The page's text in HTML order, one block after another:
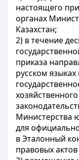
настоящего
органах
Казахстан;
2) в течение
приказа
русском
Министерства
для
в Эталонный
правовых